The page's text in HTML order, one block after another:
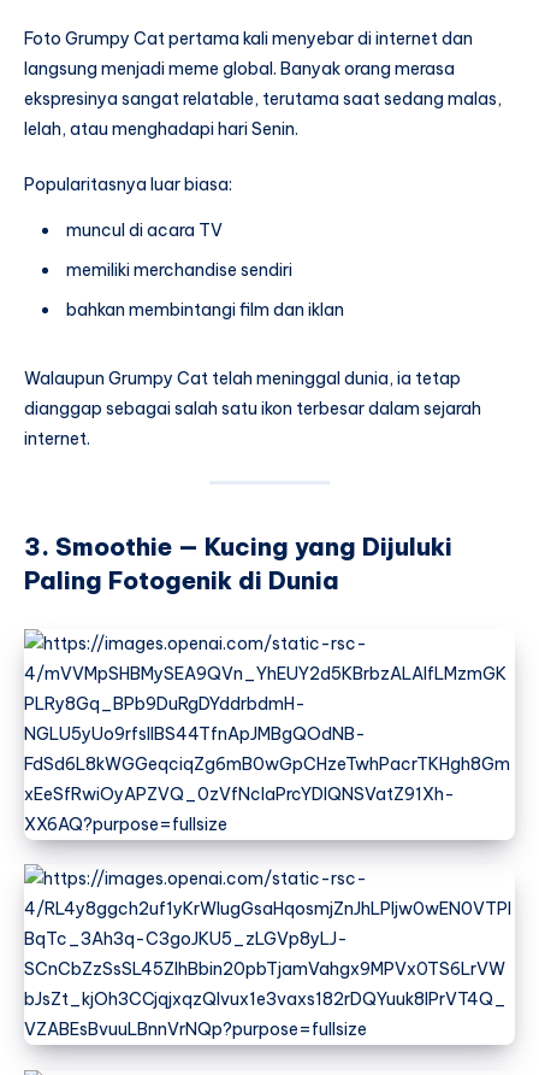
Foto Grumpy Cat pertama kali menyebar di internet dan
langsung menjadi meme global. Banyak orang merasa
ekspresinya sangat relatable, terutama saat sedang malas,
lelah, atau menghadapi hari Senin.
Popularitasnya luar biasa:
muncul di acara TV
memiliki merchandise sendiri
bahkan membintangi film dan iklan
Walaupun Grumpy Cat telah meninggal dunia, ia tetap
dianggap sebagai salah satu ikon terbesar dalam sejarah
internet.
3. Smoothie — Kucing yang Dijuluki
Paling Fotogenik di Dunia